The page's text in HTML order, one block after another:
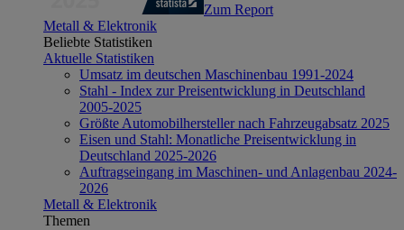
Zum Report
Metall & Elektronik
Beliebte Statistiken
Aktuelle Statistiken
Umsatz im deutschen Maschinenbau 1991-2024
Stahl - Index zur Preisentwicklung in Deutschland
2005-2025
Größte Automobilhersteller nach Fahrzeugabsatz 2025
Eisen und Stahl: Monatliche Preisentwicklung in
Deutschland 2025-2026
Auftragseingang im Maschinen- und Anlagenbau 2024-
2026
Metall & Elektronik
Themen